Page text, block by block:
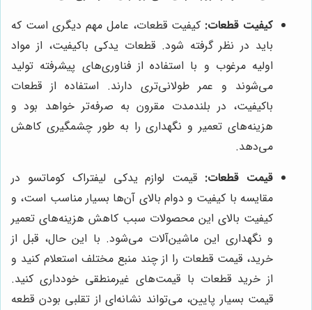
کیفیت قطعات: کیفیت قطعات، عامل مهم دیگری است که
باید در نظر گرفته شود. قطعات یدکی باکیفیت، از مواد
اولیه مرغوب و با استفاده از فناوری‌های پیشرفته تولید
می‌شوند و عمر طولانی‌تری دارند. استفاده از قطعات
باکیفیت، در بلندمدت مقرون به صرفه‌تر خواهد بود و
هزینه‌های تعمیر و نگهداری را به طور چشمگیری کاهش
می‌دهد.
قیمت قطعات: قیمت لوازم یدکی لیفتراک کوماتسو در
مقایسه با کیفیت و دوام بالای آن‌ها بسیار مناسب است، و
کیفیت بالای این محصولات سبب کاهش هزینه‌های تعمیر
و نگهداری این ماشین‌آلات می‌شود. با این حال، قبل از
خرید، قیمت قطعات را از چند منبع مختلف استعلام کنید و
از خرید قطعات با قیمت‌های غیرمنطقی خودداری کنید.
قیمت بسیار پایین، می‌تواند نشانه‌ای از تقلبی بودن قطعه